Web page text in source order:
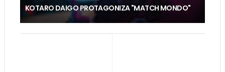
KOTARO DAIGO PROTAGONIZA "MATCH MONDO"